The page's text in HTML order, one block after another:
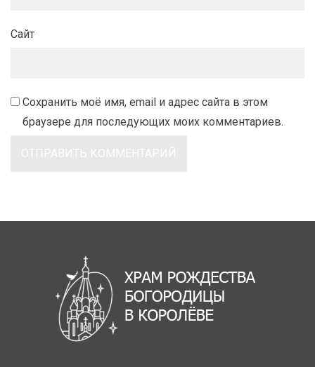
Сайт
Сохранить моё имя, email и адрес сайта в этом
браузере для последующих моих комментариев.